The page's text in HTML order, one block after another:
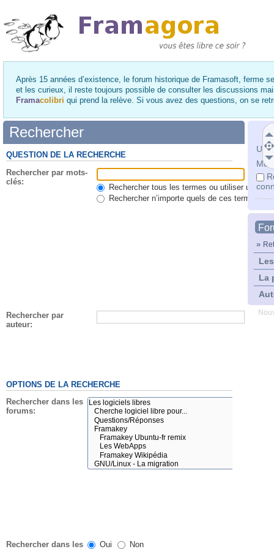
Après 15 années d’existence, le forum historique de Framasoft, ferme
et les curieux, il reste toujours possible de consulter les discussions
Framacolibri qui prend la relève. Si vous avez des questions, on se
Mot
»
La
Rechercher
QUESTION DE LA RECHERCHE
Rechercher par mots-
clés:
Rechercher tous les termes ou utiliser une
Rechercher n’importe quels de ces termes
Rechercher par
auteur:
OPTIONS DE LA RECHERCHE
Rechercher dans les
forums:
Rechercher dans les Oui Non